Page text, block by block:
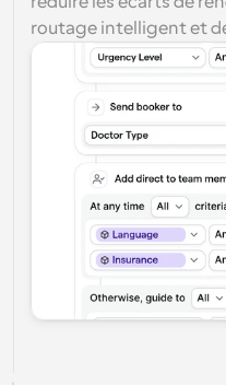
routage intelligent et